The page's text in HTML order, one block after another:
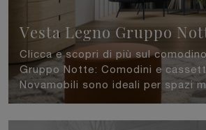
Vesta Legno Gruppo
Clicca e scopri di più sul
Gruppo Notte: Comodini e
Novamobili sono ideali per spazi